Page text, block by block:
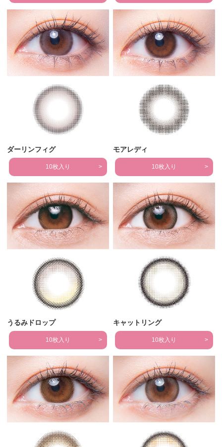
ダーリンフィグ
10枚入り
モアレディ
10枚入り
うるみドロップ
10枚入り
キャットリング
10枚入り